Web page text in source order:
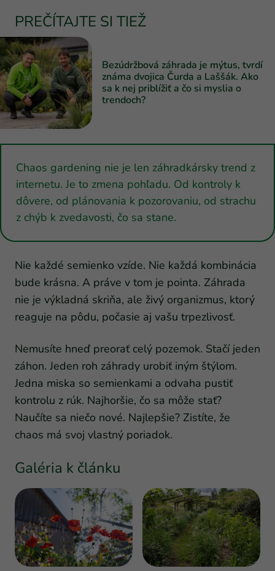
PREČÍTAJTE SI TIEŽ
Bezúdržbová záhrada je mýtus, tvrdí
známa dvojica Čurda a Laššák. Ako
sa k nej priblížiť a čo si myslia o
trendoch?
Chaos gardening nie je len záhradkársky trend z
internetu. Je to zmena pohľadu. Od kontroly k
dôvere, od plánovania k pozorovaniu, od strachu
z chýb k zvedavosti, čo sa stane.
Nie každé semienko vzíde. Nie každá kombinácia
bude krásna. A práve v tom je pointa. Záhrada
nie je výkladná skriňa, ale živý organizmus, ktorý
reaguje na pôdu, počasie aj vašu trpezlivosť.
Nemusíte hneď preorať celý pozemok. Stačí jeden
záhon. Jeden roh záhrady urobiť iným štýlom.
Jedna miska so semienkami a odvaha pustiť
kontrolu z rúk. Najhoršie, čo sa môže stať?
Naučíte sa niečo nové. Najlepšie? Zistíte, že
chaos má svoj vlastný poriadok.
Galéria k článku